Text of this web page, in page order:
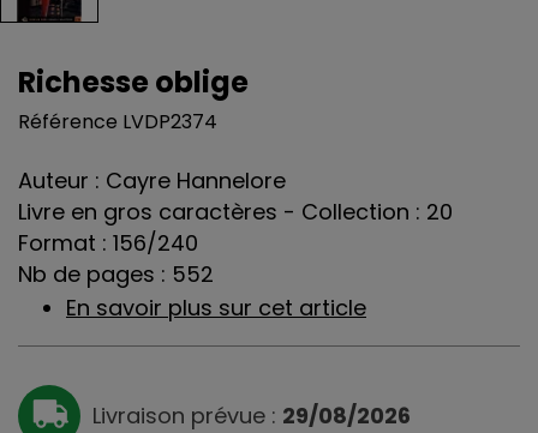
Richesse oblige
Référence LVDP2374
Auteur : Cayre Hannelore
Livre en gros caractères - Collection : 20
Format : 156/240
Nb de pages : 552
En savoir plus sur cet article
Livraison prévue : 29/08/2026